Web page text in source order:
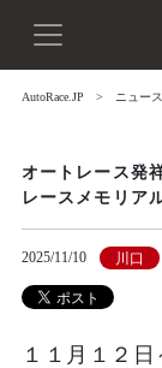
AutoRace.JP ニュース
オートレース発
レースメモリア
2025/11/10 川口
１１月１２